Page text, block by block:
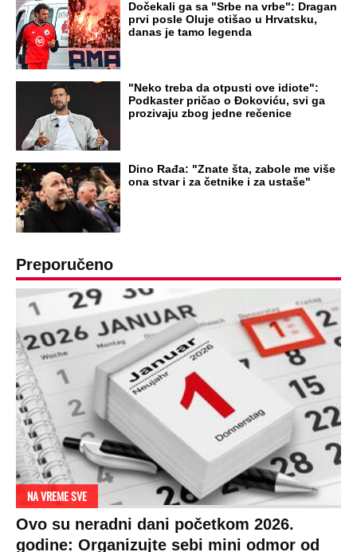
Dočekali ga sa "Srbe na vrbe": Dragan
prvi posle Oluje otišao u Hrvatsku,
danas je tamo legenda
"Neko treba da otpusti ove idiote":
Podkaster pričao o Đokoviću, svi ga
prozivaju zbog jedne rečenice
Dino Rađa: "Znate šta, zabole me više
ona stvar i za četnike i za ustaše"
Preporučeno
NA VREME SVE
Ovo su neradni dani početkom 2026.
godine: Organizujte sebi mini odmor od